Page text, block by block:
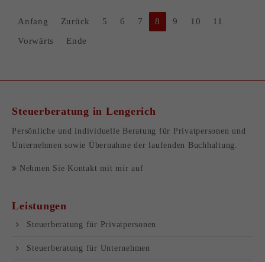
Anfang Zurück 5 6 7 8 9 10 11
Vorwärts Ende
Steuerberatung in Lengerich
Persönliche und individuelle Beratung für Privatpersonen und
Unternehmen sowie Übernahme der laufenden Buchhaltung .
Nehmen Sie Kontakt mit mir auf
Leistungen
Steuer­beratung für Privatpersonen
Steuer­beratung für Unternehmen